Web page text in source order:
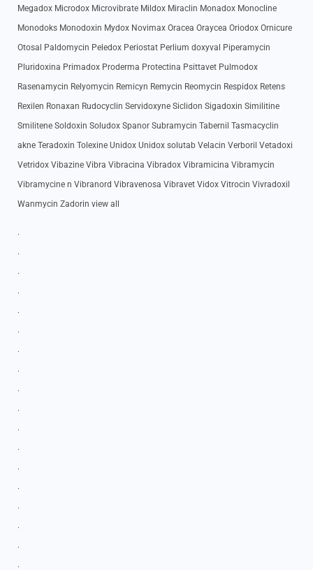
Megadox Microdox Microvibrate Mildox Miraclin Monadox Monocline
Monodoks Monodoxin Mydox Novimax Oracea Oraycea Oriodox Ornicure
Otosal Paldomycin Peledox Periostat Perlium doxyval Piperamycin
Pluridoxina Primadox Proderma Protectina Psittavet Pulmodox
Rasenamycin Relyomycin Remicyn Remycin Reomycin Respidox Retens
Rexilen Ronaxan Rudocyclin Servidoxyne Siclidon Sigadoxin Similitine
Smilitene Soldoxin Soludox Spanor Subramycin Tabernil Tasmacyclin
akne Teradoxin Tolexine Unidox Unidox solutab Velacin Verboril Vetadoxi
Vetridox Vibazine Vibra Vibracina Vibradox Vibramicina Vibramycin
Vibramycine n Vibranord Vibravenosa Vibravet Vidox Vitrocin Vivradoxil
Wanmycin Zadorin view all
.
.
.
.
.
.
.
.
.
.
.
.
.
.
.
.
.
.